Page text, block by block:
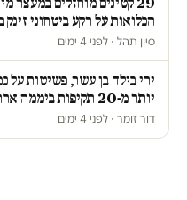
הכלואות על רקע ביטחוני זינק ב-67
סיון תהל · לפני 4 ימים
ירי בילד בן עשר, פשיטות על
יותר מ-20 תקיפות ביממה אחת בגדה
דור זומר · לפני 4 ימים